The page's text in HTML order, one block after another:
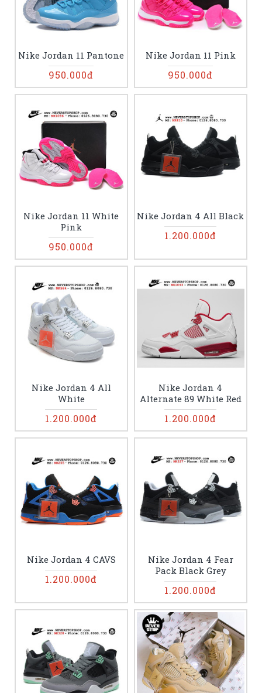
Nike Jordan 11 Pantone
950.000đ
Nike Jordan 11 Pink
950.000đ
Nike Jordan 11 White
Pink
950.000đ
Nike Jordan 4 All Black
1.200.000đ
Nike Jordan 4 All
White
1.200.000đ
Nike Jordan 4
Alternate 89 White Red
1.200.000đ
Nike Jordan 4 CAVS
1.200.000đ
Nike Jordan 4 Fear
Pack Black Grey
1.200.000đ